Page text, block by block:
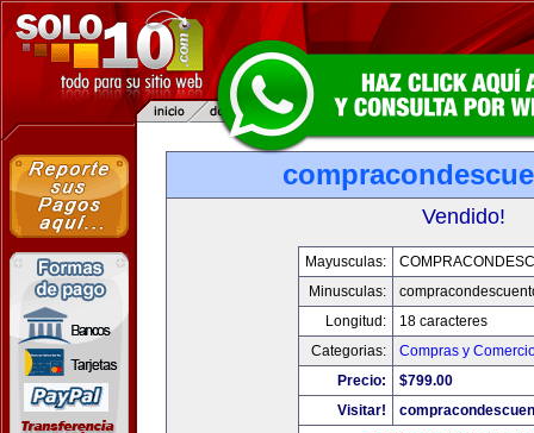
Vendido!
Mayusculas:
Minusculas:
Longitud:
18 caracteres
Categorias:
Compras y
Precio:
$799.00
Visitar!